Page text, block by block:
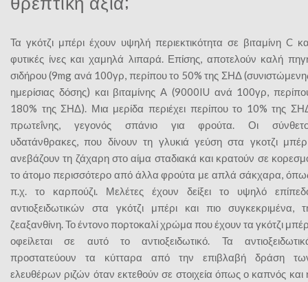
Τα γκότζι μπέρι έχουν υψηλή περιεκτικότητα σε βιταμίνη C
φυτικές ίνες και χαμηλά λιπαρά. Επίσης, αποτελούν καλή
σιδήρου (9mg ανά 100γρ, περίπου το 50% της ΣΗΔ
ημερίσιας δόσης) και βιταμίνης Α (9000IU ανά 100γρ,
180% της ΣΗΔ). Μια μερίδα περιέχει περίπου το 10% της
πρωτεΐνης, γεγονός σπάνιο για φρούτα. Οι
υδατάνθρακες, που δίνουν τη γλυκιά γεύση στα γκοτζι
ανεβάζουν τη ζάχαρη στο αίμα σταδιακά και κρατούν σε
το άτομο περισσότερο από άλλα φρούτα με απλά σάκχαρα,
π.χ. το καρπούζι. Μελέτες έχουν δείξει το υψηλό
αντιοξειδωτικών στα γκότζι μπέρι και πιο συγκεκριμένα,
ζεαξανθίνη. Το έντονο πορτοκαλί χρώμα που έχουν τα γκότζι
οφείλεται σε αυτό το αντιοξειδωτικό. Τα
προστατεύουν τα κύτταρα από την επιβλαβή δράση
ελευθέρων ριζών όταν εκτεθούν σε στοιχεία όπως ο καπνός και